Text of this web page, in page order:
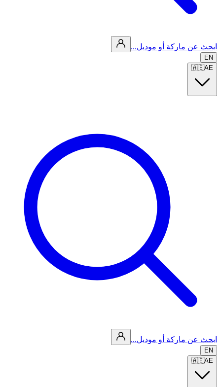
ابحث عن ماركة أو موديل...
EN
🇦🇪AE
ابحث عن ماركة أو موديل...
EN
🇦🇪AE